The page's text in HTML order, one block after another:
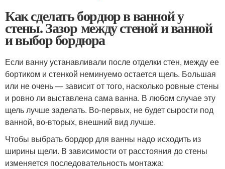
Как сделать бордюр в ванной у
стены. Зазор между стеной и ванной
и выбор бордюра
Если ванну устанавливали после отделки стен, между ее
бортиком и стенкой неминуемо остается щель. Большая
или не очень — зависит от того, насколько ровные стены
и ровно ли выставлена сама ванна. В любом случае эту
щель лучше заделать. Во-первых, не будет сырости под
ванной, во-вторых, внешний вид лучше.
Чтобы выбрать бордюр для ванны надо исходить из
ширины щели. В зависимости от расстояния до стены
изменяется последовательность монтажа: